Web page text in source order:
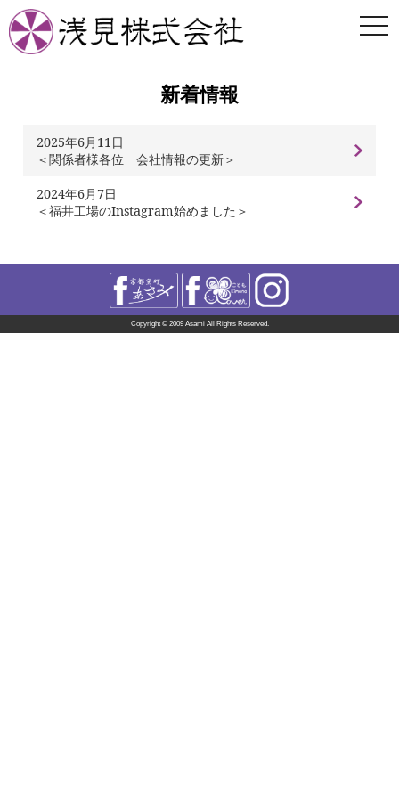
新着情報
2025年6月11日
＜関係者様各位 会社情報の更新＞
2024年6月7日
＜福井工場のInstagram始めました＞
Copyright © 2009 Asami All Rights Reserved.